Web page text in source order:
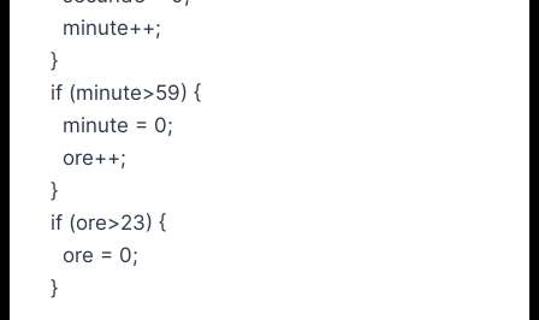
minute++;
}
if (minute>59) {
minute = 0;
ore++;
}
if (ore>23) {
ore = 0;
}